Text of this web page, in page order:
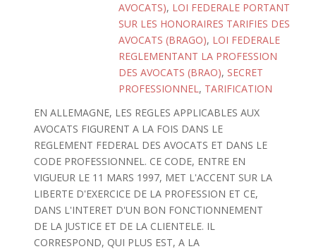
AVOCATS), LOI FEDERALE PORTANT
SUR LES HONORAIRES TARIFIES DES
AVOCATS (BRAGO), LOI FEDERALE
REGLEMENTANT LA PROFESSION
DES AVOCATS (BRAO), SECRET
PROFESSIONNEL, TARIFICATION
EN ALLEMAGNE, LES REGLES APPLICABLES AUX
AVOCATS FIGURENT A LA FOIS DANS LE
REGLEMENT FEDERAL DES AVOCATS ET DANS LE
CODE PROFESSIONNEL. CE CODE, ENTRE EN
VIGUEUR LE 11 MARS 1997, MET L'ACCENT SUR LA
LIBERTE D'EXERCICE DE LA PROFESSION ET CE,
DANS L'INTERET D'UN BON FONCTIONNEMENT
DE LA JUSTICE ET DE LA CLIENTELE. IL
CORRESPOND, QUI PLUS EST, A LA